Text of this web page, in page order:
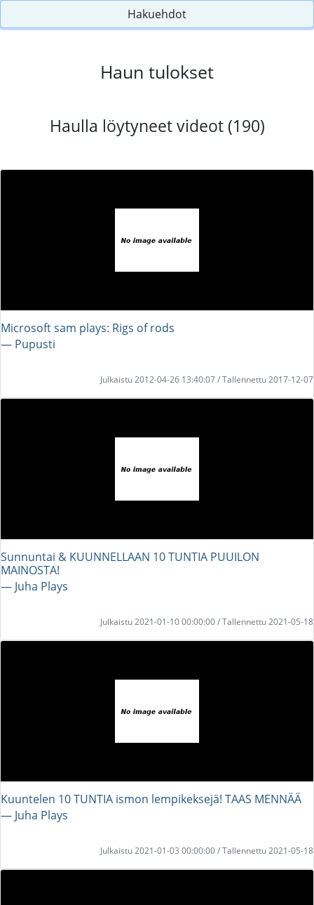
Hakuehdot
Haun tulokset
Haulla löytyneet videot (190)
Microsoft sam plays: Rigs of rods
― Pupusti
Julkaistu 2012-04-26 13:40:07 / Tallennettu 2017-12-07
Sunnuntai & KUUNNELLAAN 10 TUNTIA PUUILON
MAINOSTA!
― Juha Plays
Julkaistu 2021-01-10 00:00:00 / Tallennettu 2021-05-18
Kuuntelen 10 TUNTIA ismon lempikeksejä! TAAS MENNÄÄ
― Juha Plays
Julkaistu 2021-01-03 00:00:00 / Tallennettu 2021-05-18